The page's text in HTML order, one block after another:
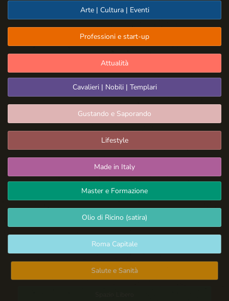
Arte | Cultura | Eventi
Professioni e start-up
Attualità
Cavalieri | Nobili | Templari
Gustando e Saporando
Lifestyle
Made in Italy
Master e Formazione
Olio di Ricino (satira)
Roma Capitale
Salute e Sanità